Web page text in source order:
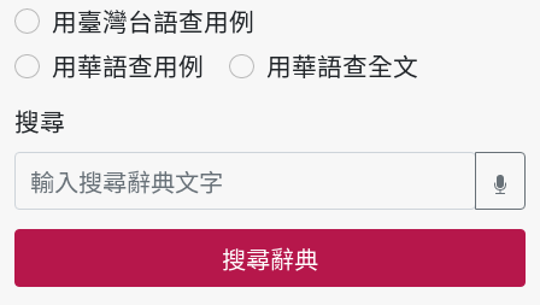
用臺灣台語查用例
用華語查用例
用華語查全文
搜尋
搜尋辭典